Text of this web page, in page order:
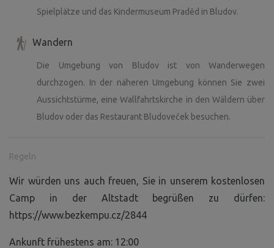
Spielplätze und das Kindermuseum Praděd in Bludov.
Wandern
Die Umgebung von Bludov ist von Wanderwegen
durchzogen. In der näheren Umgebung können Sie zwei
Aussichtstürme, eine Wallfahrtskirche in den Wäldern über
Bludov oder das Restaurant Bludoveček besuchen.
Regeln
Wir würden uns auch freuen, Sie in unserem kostenlosen
Camp in der Altstadt begrüßen zu dürfen:
https://www.bezkempu.cz/2844
Ankunft frühestens am: 12:00